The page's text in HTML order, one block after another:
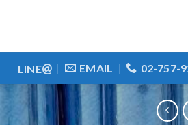
LINE@ EMAIL 02-757-